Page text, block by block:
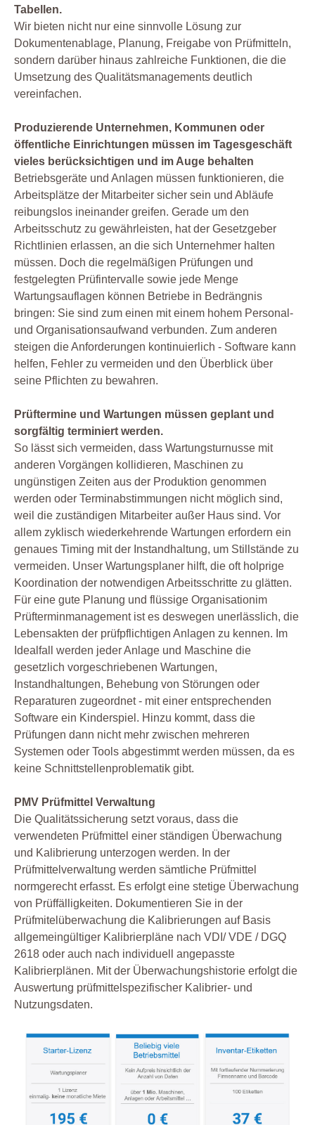
Tabellen.
Wir bieten nicht nur eine sinnvolle Lösung zur
Dokumentenablage, Planung, Freigabe von Prüfmitteln,
sondern darüber hinaus zahlreiche Funktionen, die die
Umsetzung des Qualitätsmanagements deutlich
vereinfachen.
Produzierende Unternehmen, Kommunen oder
öffentliche Einrichtungen müssen im Tagesgeschäft
vieles berücksichtigen und im Auge behalten
Betriebsgeräte und Anlagen müssen funktionieren, die
Arbeitsplätze der Mitarbeiter sicher sein und Abläufe
reibungslos ineinander greifen. Gerade um den
Arbeitsschutz zu gewährleisten, hat der Gesetzgeber
Richtlinien erlassen, an die sich Unternehmer halten
müssen. Doch die regelmäßigen Prüfungen und
festgelegten Prüfintervalle sowie jede Menge
Wartungsauflagen können Betriebe in Bedrängnis
bringen: Sie sind zum einen mit einem hohem Personal-
und Organisationsaufwand verbunden. Zum anderen
steigen die Anforderungen kontinuierlich - Software kann
helfen, Fehler zu vermeiden und den Überblick über
seine Pflichten zu bewahren.
Prüftermine und Wartungen müssen geplant und
sorgfältig terminiert werden.
So lässt sich vermeiden, dass Wartungsturnusse mit
anderen Vorgängen kollidieren, Maschinen zu
ungünstigen Zeiten aus der Produktion genommen
werden oder Terminabstimmungen nicht möglich sind,
weil die zuständigen Mitarbeiter außer Haus sind. Vor
allem zyklisch wiederkehrende Wartungen erfordern ein
genaues Timing mit der Instandhaltung, um Stillstände zu
vermeiden. Unser Wartungsplaner hilft, die oft holprige
Koordination der notwendigen Arbeitsschritte zu glätten.
Für eine gute Planung und flüssige Organisationim
Prüfterminmanagement ist es deswegen unerlässlich, die
Lebensakten der prüfpflichtigen Anlagen zu kennen. Im
Idealfall werden jeder Anlage und Maschine die
gesetzlich vorgeschriebenen Wartungen,
Instandhaltungen, Behebung von Störungen oder
Reparaturen zugeordnet - mit einer entsprechenden
Software ein Kinderspiel. Hinzu kommt, dass die
Prüfungen dann nicht mehr zwischen mehreren
Systemen oder Tools abgestimmt werden müssen, da es
keine Schnittstellenproblematik gibt.
PMV Prüfmittel Verwaltung
Die Qualitätssicherung setzt voraus, dass die
verwendeten Prüfmittel einer ständigen Überwachung
und Kalibrierung unterzogen werden. In der
Prüfmittelverwaltung werden sämtliche Prüfmittel
normgerecht erfasst. Es erfolgt eine stetige Überwachung
von Prüffälligkeiten. Dokumentieren Sie in der
Prüfmitelüberwachung die Kalibrierungen auf Basis
allgemeingültiger Kalibrierpläne nach VDI/ VDE / DGQ
2618 oder auch nach individuell angepasste
Kalibrierplänen. Mit der Überwachungshistorie erfolgt die
Auswertung prüfmittelspezifischer Kalibrier- und
Nutzungsdaten.